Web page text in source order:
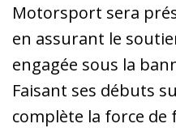
Motorsport sera
en assurant le
engagée sous la
Faisant ses débuts
complète la force de